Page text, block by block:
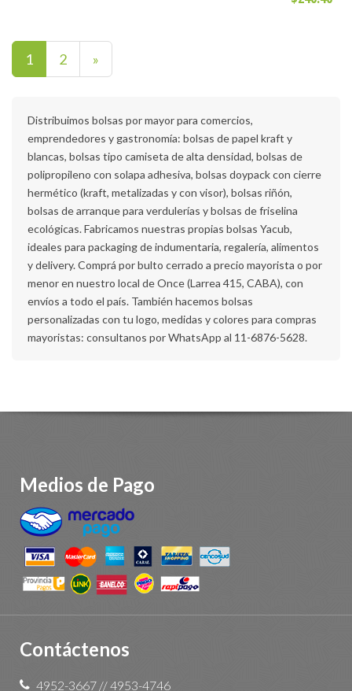
1 2 »
Distribuimos bolsas por mayor para comercios,
emprendedores y gastronomía: bolsas de papel kraft y
blancas, bolsas tipo camiseta de alta densidad, bolsas de
polipropileno con solapa adhesiva, bolsas doypack con cierre
hermético (kraft, metalizadas y con visor), bolsas riñón,
bolsas de arranque para verdulerías y bolsas de friselina
ecológicas. Fabricamos nuestras propias bolsas Yacub,
ideales para packaging de indumentaria, regalería, alimentos
y delivery. Comprá por bulto cerrado a precio mayorista o por
menor en nuestro local de Once (Larrea 415, CABA), con
envíos a todo el país. También hacemos bolsas
personalizadas con tu logo, medidas y colores para compras
mayoristas: consultanos por WhatsApp al 11-6876-5628.
Medios de Pago
Contáctenos
4952-3667 //4953-4746